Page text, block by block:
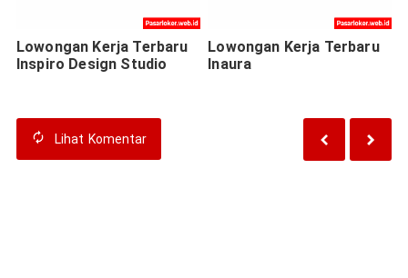
Lowongan Kerja Terbaru
Inspiro Design Studio
Lowongan Kerja Terbaru
Inaura
Lihat Komentar